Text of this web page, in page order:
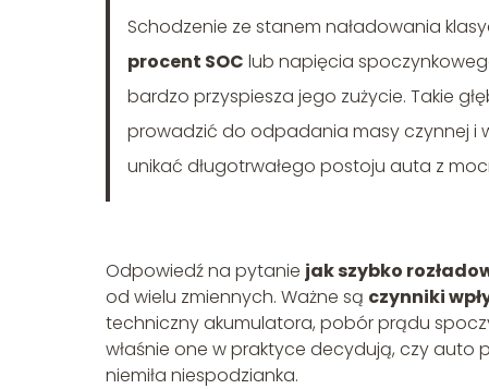
Schodzenie ze stanem naładowania
procent SOC lub napięcia
bardzo przyspiesza jego zużycie. Takie
prowadzić do odpadania masy czynnej i
unikać długotrwałego postoju auta z
Odpowiedź na pytanie jak szybko
od wielu zmiennych. Ważne są czynniki
techniczny akumulatora, pobór prądu
właśnie one w praktyce decydują, czy
niemiła niespodzianka.